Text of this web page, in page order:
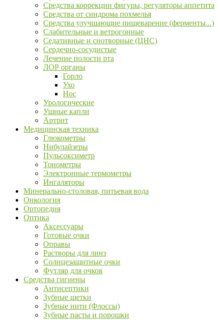
Средства коррекции фигуры, регуляторы аппетита
Средства от синдрома похмелья
Средства улучшающие пищеварение (ферменты...)
Слабительные и ветрогонные
Седативные и снотворные (ЦНС)
Сердечно-сосудистые
Лечение полости рта
ЛОР органы
Горло
Ухо
Нос
Урологические
Ушные капли
Артрит
Медицинская техника
Глюкометры
Нибулайзеры
Пульсоксиметр
Тонометры
Электронные термометры
Ингаляторы
Минерально-столовая, питьевая вода
Онкология
Ортопедия
Оптика
Аксессуары
Готовые очки
Оправы
Растворы для линз
Солнцезащитные очки
Футляр для очков
Средства гигиены
Антисептики
Зубные щетки
Зубные нити (Флоссы)
Зубные пасты и порошки